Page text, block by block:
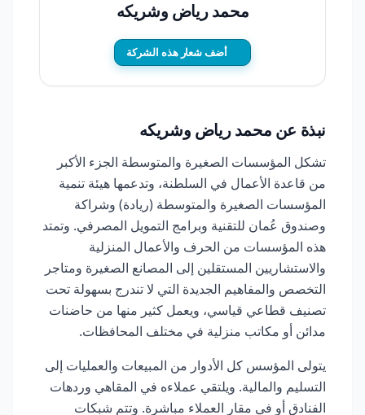
محمد رياض وشريكه
أضف شعار هذه الشركة
نبذة عن محمد رياض وشريكه
تشكل المؤسسات الصغيرة والمتوسطة الجزء الأكبر
من قاعدة الأعمال في السلطنة، وتدعمها هيئة تنمية
المؤسسات الصغيرة والمتوسطة (ريادة) وشراكة
وصندوق عُمان للتقنية وبرامج التمويل المصرفي. وتمتد
هذه المؤسسات من الحرف والأعمال المنزلية
والاستشاريين المستقلين إلى المصانع الصغيرة ومتاجر
التخصص والمفاهيم الجديدة التي لا تندرج بسهولة تحت
تصنيف قطاعي قياسي، ويعمل كثير منها من حاضنات
مدائن أو مكاتب منزلية في مختلف المحافظات.
يتولى المؤسس كل الأدوار من المبيعات والعمليات إلى
التسليم والمالية. ويلتقي عملاءه في المقاهي وردهات
الفنادق أو في مقار العملاء مباشرة. وتتم شبكات